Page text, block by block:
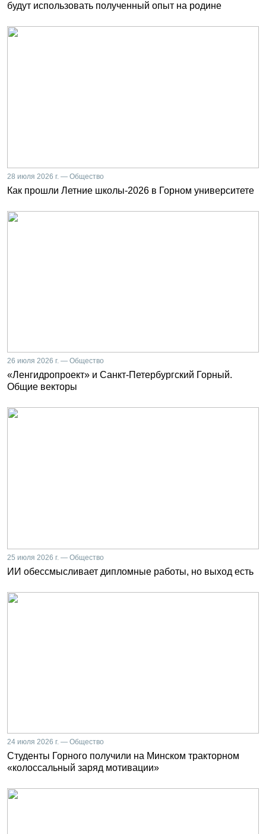
будут использовать полученный опыт на родине
28 июля 2026 г. — Общество
Как прошли Летние школы-2026 в Горном университете
26 июля 2026 г. — Общество
«Ленгидропроект» и Санкт-Петербургский Горный.
Общие векторы
25 июля 2026 г. — Общество
ИИ обессмысливает дипломные работы, но выход есть
24 июля 2026 г. — Общество
Студенты Горного получили на Минском тракторном
«колоссальный заряд мотивации»